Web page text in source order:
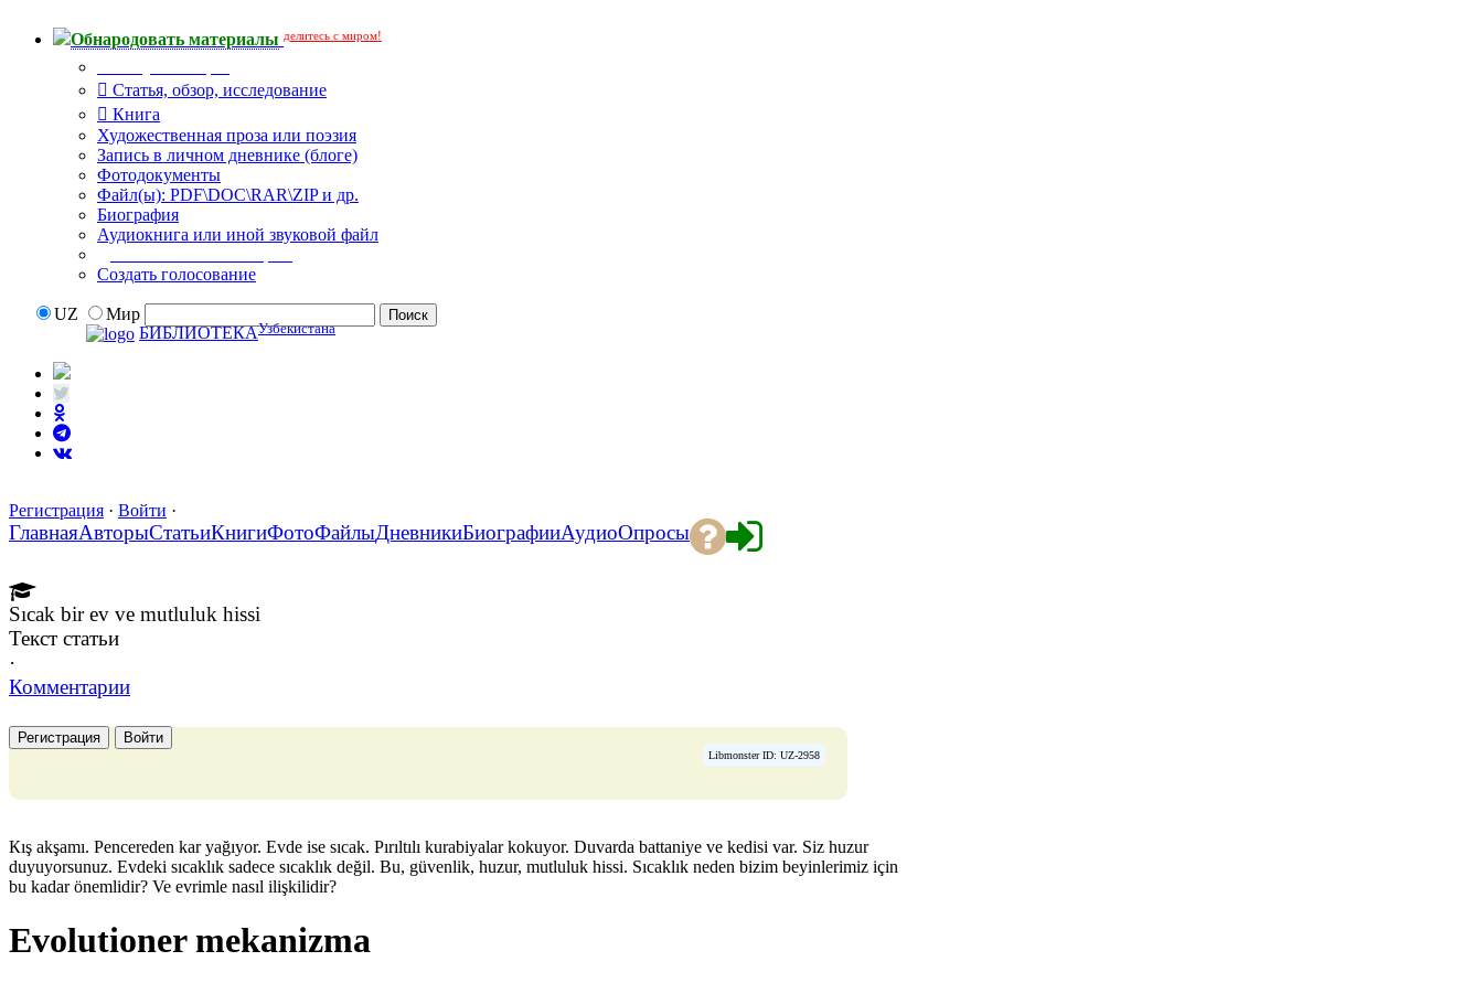
Обнародовать материалы делитесь с миром!
Статья, обзор, исследование
Книга
Художественная проза или поэзия
Запись в личном дневнике (блоге)
Фотодокументы
Файл(ы): PDF\DOC\RAR\ZIP и др.
Биография
Аудиокнига или иной звуковой файл
Создать голосование
UZ
Мир
БИБЛИОТЕКАУзбекистана
Регистрация · Войти ·
ГлавнаяАвторыСтатьиКнигиФотоФайлыДневникиБиографииАудиоОпросы
Sıcak bir ev ve mutluluk hissi
Текст статьи
·
Комментарии
Регистрация Войти
Libmonster ID: UZ-2958
Кış akşamı. Pencereden kar yağıyor. Evde ise sıcak. Pırıltılı kurabiyalar kokuyor. Duvarda battaniye ve kedisi var. Siz huzur
duyuyorsunuz. Evdeki sıcaklık sadece sıcaklık değil. Bu, güvenlik, huzur, mutluluk hissi. Sıcaklık neden bizim beyinlerimiz için
bu kadar önemlidir? Ve evrimle nasıl ilişkilidir?
Evolutioner mekanizma